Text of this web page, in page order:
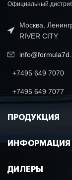
Официальный
Москва,
RIVER CITY
+7495 649 7070
+7495 649 7077
ПРОДУКЦИЯ
ИНФОРМАЦИЯ
ДИЛЕРЫ